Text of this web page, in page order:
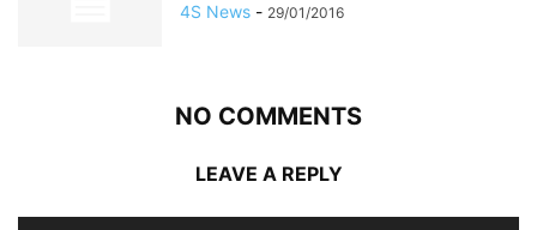
4S News - 29/01/2016
NO COMMENTS
LEAVE A REPLY